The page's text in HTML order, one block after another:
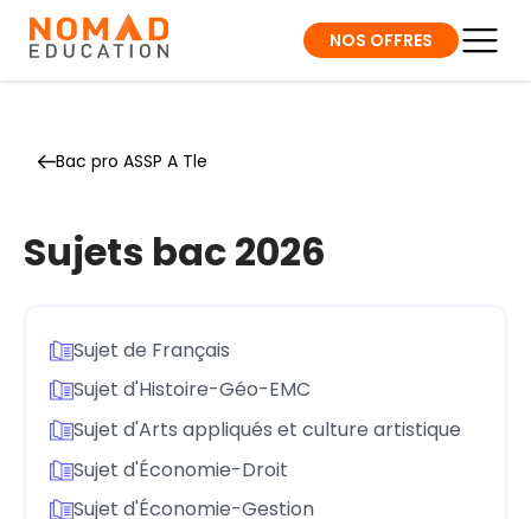
NOS OFFRES
Bac pro ASSP A Tle
Sujets bac 2026
Sujet de Français
Sujet d'Histoire-Géo-EMC
Sujet d'Arts appliqués et culture artistique
Sujet d'Économie-Droit
Sujet d'Économie-Gestion